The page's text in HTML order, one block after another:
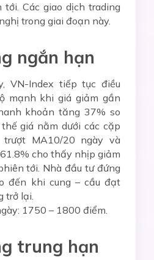
Các giao dịch trading
trong giai đoạn này.
ngắn hạn
VN-Index tiếp tục điều
mạnh khi giá giảm gần
khoản tăng 37% so
giá nằm dưới các cặp
MA10/20 ngày và
cho thấy nhịp giảm
tới. Nhà đầu tư đứng
đến khi cung – cầu đạt
trở lại.
1750 – 1800 điểm.
trung hạn